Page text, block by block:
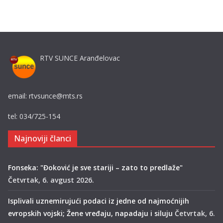
RTV SUNCE Aranđelovac
email: rtvsunce@mts.rs
tel: 034/725-154
Najnoviji članci
Fonseka: "Đoković je sve stariji – zato to predlaže"
Četvrtak, 6. avgust 2026.
Isplivali uznemirujući podaci iz jedne od najmoćnijih
evropskih vojski; Žene vređaju, napadaju i siluju Četvrtak, 6.